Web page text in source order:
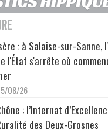
: à Salaise-sur-Sanne,
l'État s'arrête où
08/26
: l’Internat
des Deux-Grosnes